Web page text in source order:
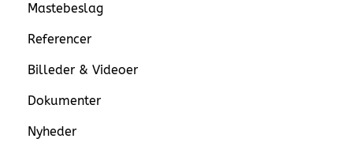
Mastebeslag
Referencer
Billeder & Videoer
Dokumenter
Nyheder